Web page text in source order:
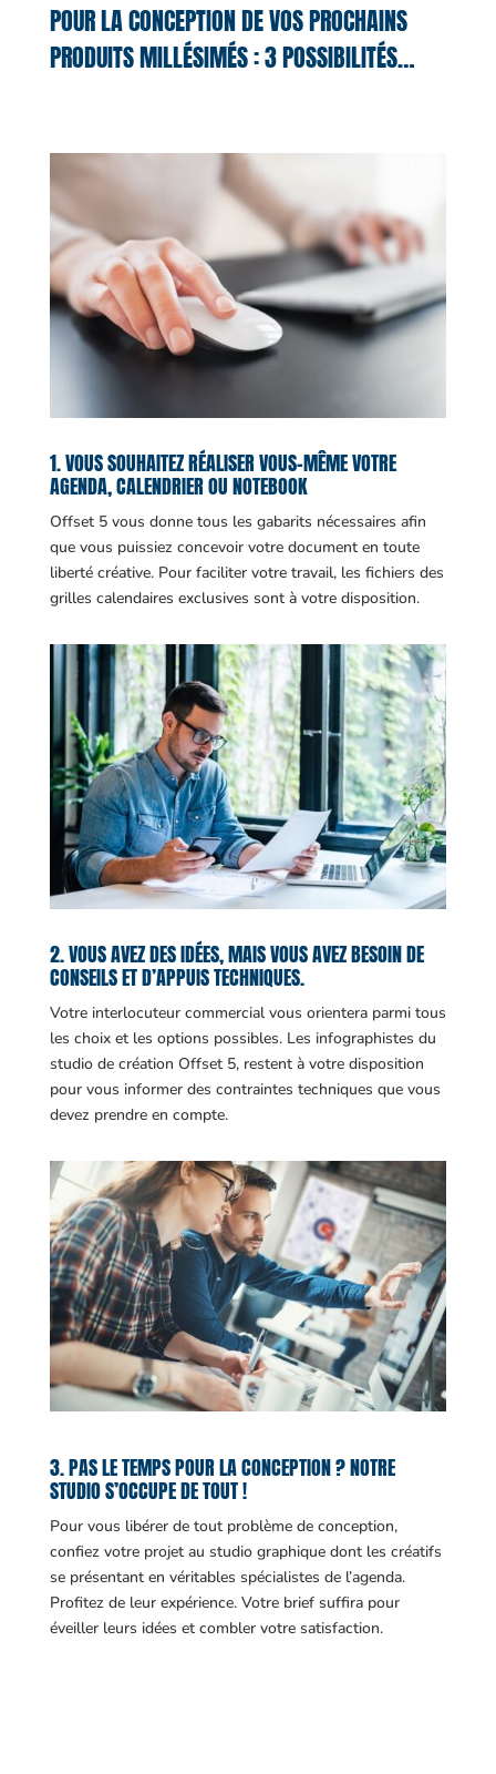
POUR LA CONCEPTION DE VOS PROCHAINS
PRODUITS MILLÉSIMÉS : 3 POSSIBILITÉS…
1. VOUS SOUHAITEZ RÉALISER VOUS-MÊME VOTRE
AGENDA, CALENDRIER OU NOTEBOOK
Offset 5 vous donne tous les gabarits nécessaires afin
que vous puissiez concevoir votre document en toute
liberté créative. Pour faciliter votre travail, les fichiers des
grilles calendaires exclusives sont à votre disposition.
2. VOUS AVEZ DES IDÉES, MAIS VOUS AVEZ BESOIN DE
CONSEILS ET D’APPUIS TECHNIQUES.
Votre interlocuteur commercial vous orientera parmi tous
les choix et les options possibles. Les infographistes du
studio de création Offset 5, restent à votre disposition
pour vous informer des contraintes techniques que vous
devez prendre en compte.
3. PAS LE TEMPS POUR LA CONCEPTION ? NOTRE
STUDIO S’OCCUPE DE TOUT !
Pour vous libérer de tout problème de conception,
confiez votre projet au studio graphique dont les créatifs
se présentant en véritables spécialistes de l’agenda.
Profitez de leur expérience. Votre brief suffira pour
éveiller leurs idées et combler votre satisfaction.